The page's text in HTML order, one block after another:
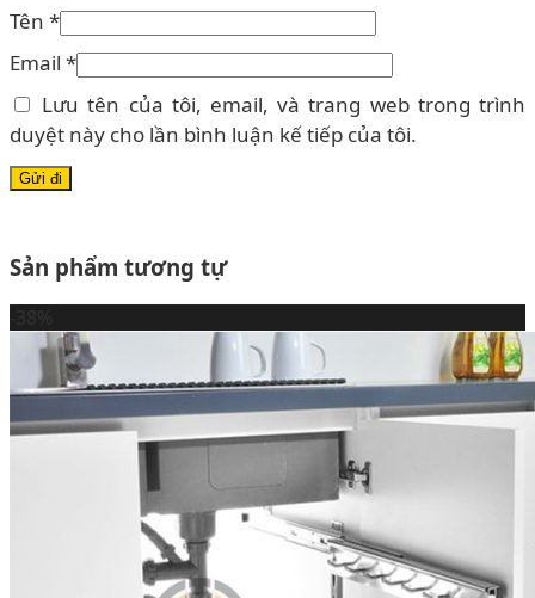
Tên *
Email *
Lưu tên của tôi, email, và trang web trong trình
duyệt này cho lần bình luận kế tiếp của tôi.
Sản phẩm tương tự